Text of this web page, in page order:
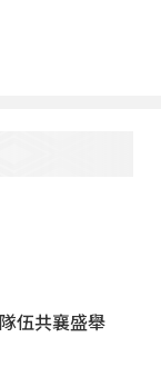
伍共襄盛舉